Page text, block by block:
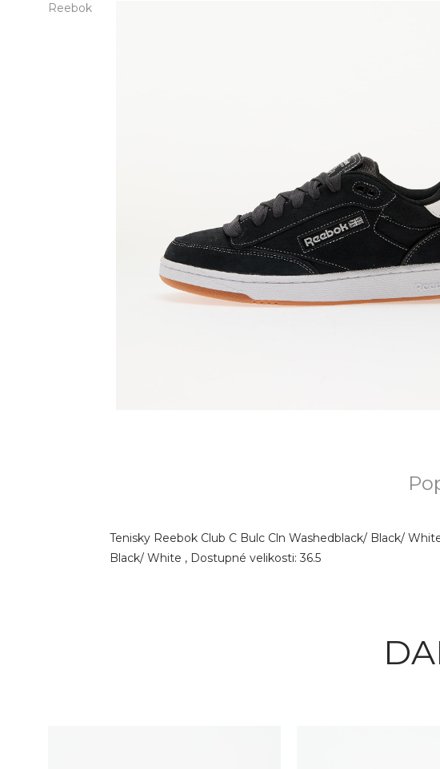
Reebok
Tenisky Reebok Club C Bulc Cln Washedblack/ Black/
Black/ White , Dostupné velikosti: 36.5